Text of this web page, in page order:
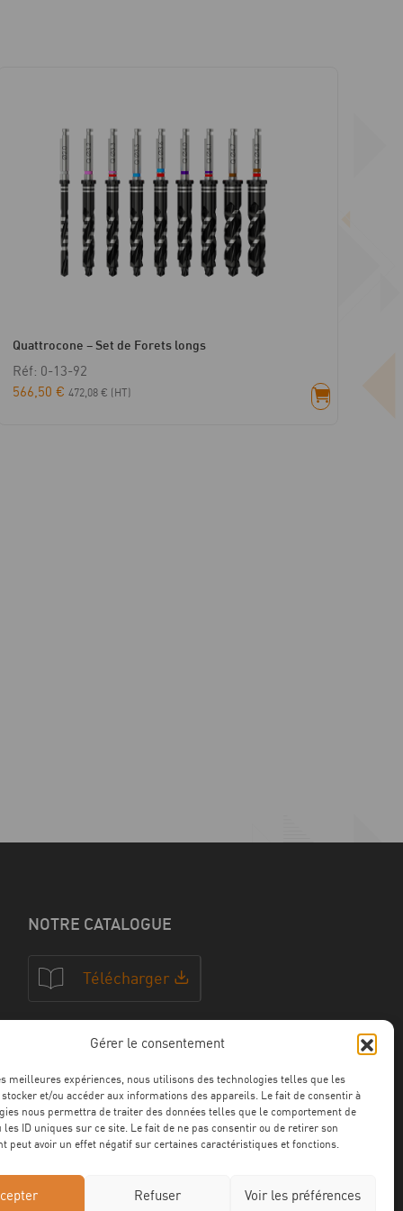
Gérer le consentement
meilleures expériences, nous utilisons des technologies telles que les
et/ou accéder aux informations des appareils. Le fait de consentir à
nous permettra de traiter des données telles que le comportement de
les ID uniques sur ce site. Le fait de ne pas consentir ou de retirer son
peut avoir un effet négatif sur certaines caractéristiques et fonctions.
Refuser Voir les préférences
Quattrocone – Set de Forets longs
Réf: 0-13-92
566,50€ 472,08€ (HT)
NOTRE CATALOGUE
Télécharger
NOS CERTFICATIONS